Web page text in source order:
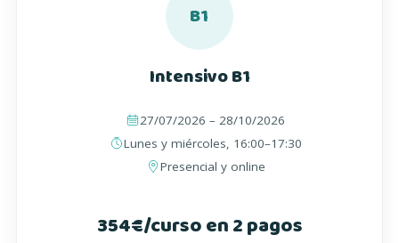
B1
Intensivo B1
27/07/2026 – 28/10/2026
Lunes y miércoles, 16:00–17:30
Presencial y online
354€/curso en 2 pagos